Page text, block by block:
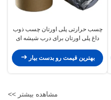
چسب حرارتی پلی اورتان چسب ذوب
داغ پلی اورتان برای درب شیشه ای
بهترین قیمت رو بدست بیار
مشاهده بیشتر >>